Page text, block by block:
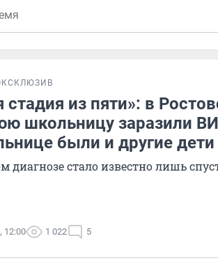
стадия из пяти»: в
школьницу заразили
были и другие дети
диагнозе стало известно лишь
12:00 1 022 5